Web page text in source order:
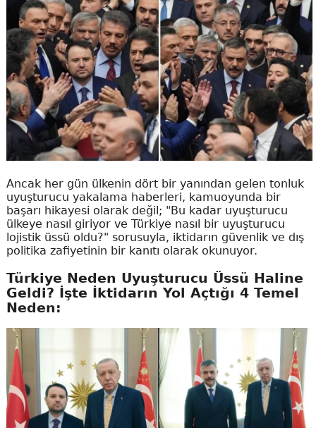
Ancak her gün ülkenin dört bir yanından gelen tonluk
uyuşturucu yakalama haberleri, kamuoyunda bir
başarı hikayesi olarak değil; "Bu kadar uyuşturucu
ülkeye nasıl giriyor ve Türkiye nasıl bir uyuşturucu
lojistik üssü oldu?" sorusuyla, iktidarın güvenlik ve dış
politika zafiyetinin bir kanıtı olarak okunuyor.
Türkiye Neden Uyuşturucu Üssü Haline
Geldi? İşte İktidarın Yol Açtığı 4 Temel
Neden: